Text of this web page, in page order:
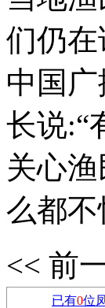
们仍
中国
长说:“
关心
么都不
<< 前
已有0位